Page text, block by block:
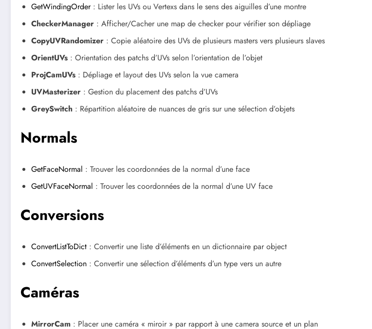
GetWindingOrder: Lister les UVs ou Vertexs dans le sens des aiguilles d’une montre
CheckerManager : Afficher/Cacher une map de checker pour vérifier son dépliage
CopyUVRandomizer : Copie aléatoire des UVs de plusieurs masters vers plusieurs slaves
OrientUVs : Orientation des patchs d’UVs selon l’orientation de l’objet
ProjCamUVs : Dépliage et layout des UVs selon la vue camera
UVMasterizer : Gestion du placement des patchs d’UVs
GreySwitch : Répartition aléatoire de nuances de gris sur une sélection d’objets
Normals
GetFaceNormal : Trouver les coordonnées de la normal d’une face
GetUVFaceNormal : Trouver les coordonnées de la normal d’une UV face
Conversions
ConvertListToDict : Convertir une liste d’éléments en un dictionnaire par object
ConvertSelection : Convertir une sélection d’éléments d’un type vers un autre
Caméras
MirrorCam : Placer une caméra « miroir » par rapport à une camera source et un plan